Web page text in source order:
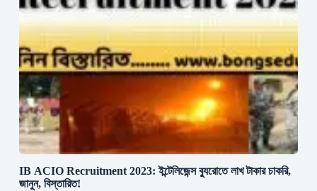
IB ACIO Recruitment 2023: ইন্টেলিজেন্স ব্যুরোতে লাখ টাকার চাকরি,
জানুন, বিস্তারিত!